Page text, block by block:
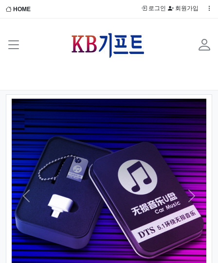
HOME 로그인 회원가입
Previous Next